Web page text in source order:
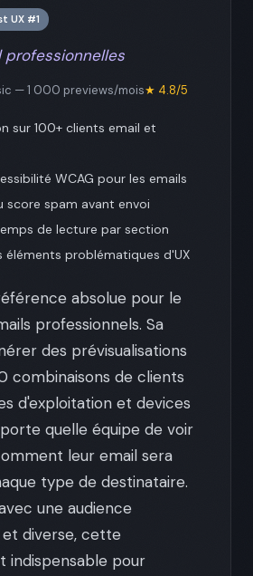
UX #1
professionnelles
— 1 000 previews/mois★ 4.8/5
sur 100+ clients email et
WCAG pour les emails
score spam avant envoi
de lecture par section
éléments problématiques d'UX
absolue pour le
professionnels. Sa
des prévisualisations
combinaisons de clients
d'exploitation et devices
quelle équipe de voir
leur email sera
type de destinataire.
une audience
diverse, cette
indispensable pour